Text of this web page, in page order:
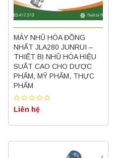
MÁY NHŨ HÓA ĐỒNG
NHẤT JLA280 JUNRUI –
THIẾT BỊ NHŨ HÓA HIỆU
SUẤT CAO CHO DƯỢC
PHẨM, MỸ PHẨM, THỰC
PHẨM
Liên hệ